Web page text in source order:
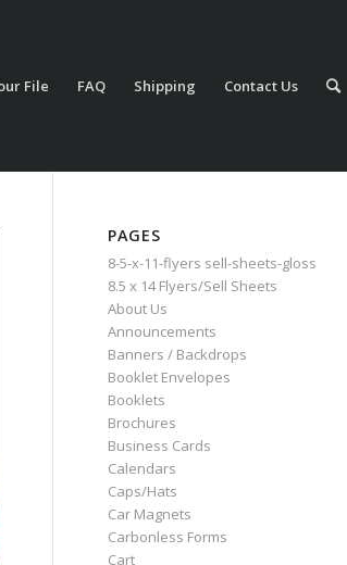
File FAQ Shipping Contact Us
PAGES
8-5-x-11-flyers sell-sheets-gloss
8.5 x 14 Flyers/Sell Sheets
About Us
Announcements
Banners / Backdrops
Booklet Envelopes
Booklets
Brochures
Business Cards
Calendars
Caps/Hats
Car Magnets
Carbonless Forms
Cart